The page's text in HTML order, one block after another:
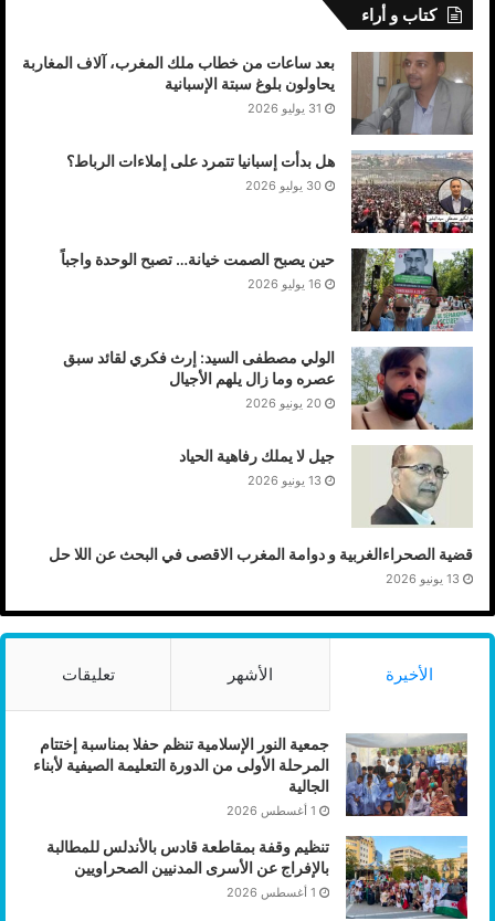
كتاب و أراء
بعد ساعات من خطاب ملك المغرب، آلاف المغاربة
يحاولون بلوغ سبتة الإسبانية
31 يوليو 2026
هل بدأت إسبانيا تتمرد على إملاءات الرباط؟
30 يوليو 2026
حين يصبح الصمت خيانة… تصبح الوحدة واجباً
16 يوليو 2026
الولي مصطفى السيد: إرث فكري لقائد سبق
عصره وما زال يلهم الأجيال
20 يونيو 2026
جيل لا يملك رفاهية الحياد
13 يونيو 2026
قضية الصحراءالغربية و دوامة المغرب الاقصى في البحث عن اللا حل
13 يونيو 2026
الأخيرة الأشهر تعليقات
جمعية النور الإسلامية تنظم حفلا بمناسبة إختتام
المرحلة الأولى من الدورة التعليمة الصيفية لأبناء
الجالية
1 أغسطس 2026
تنظيم وقفة بمقاطعة قادس بالأندلس للمطالبة
بالإفراج عن الأسرى المدنيين الصحراويين
1 أغسطس 2026